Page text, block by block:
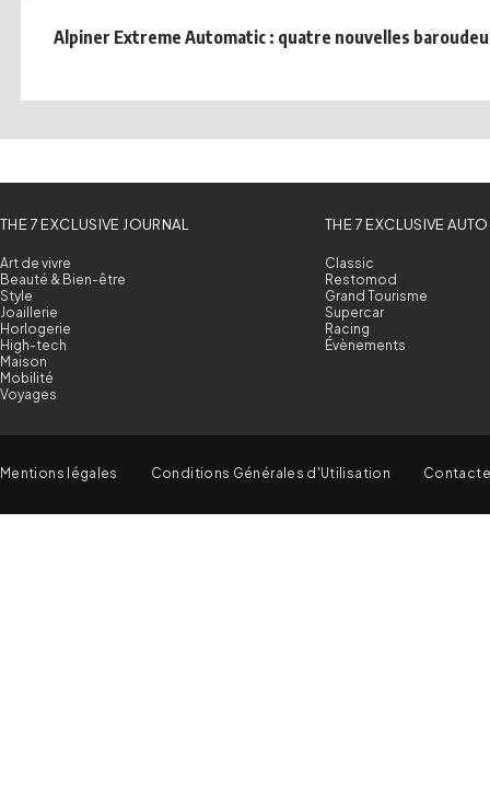
Alpiner Extreme Automatic : quatre nouvelles
THE 7 EXCLUSIVE JOURNAL
Art de vivre
Beauté & Bien-être
Style
Joaillerie
Horlogerie
High-tech
Maison
Mobilité
Voyages
THE 7 EXCLUSIVE AUTO
Classic
Restomod
Grand Tourisme
Supercar
Racing
Évènements
Mentions légales Conditions Générales d'Utilisation